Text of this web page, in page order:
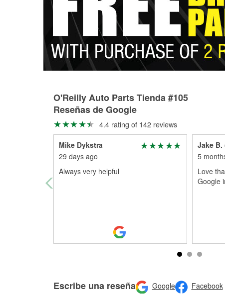
O'Reilly Auto Parts Tienda #105
Reseñas de Google
4.4 rating of 142 reviews
Mike Dykstra
29 days ago
Always very helpful
Jake B.
5
Love
Google
Escribe una reseña Google Facebook